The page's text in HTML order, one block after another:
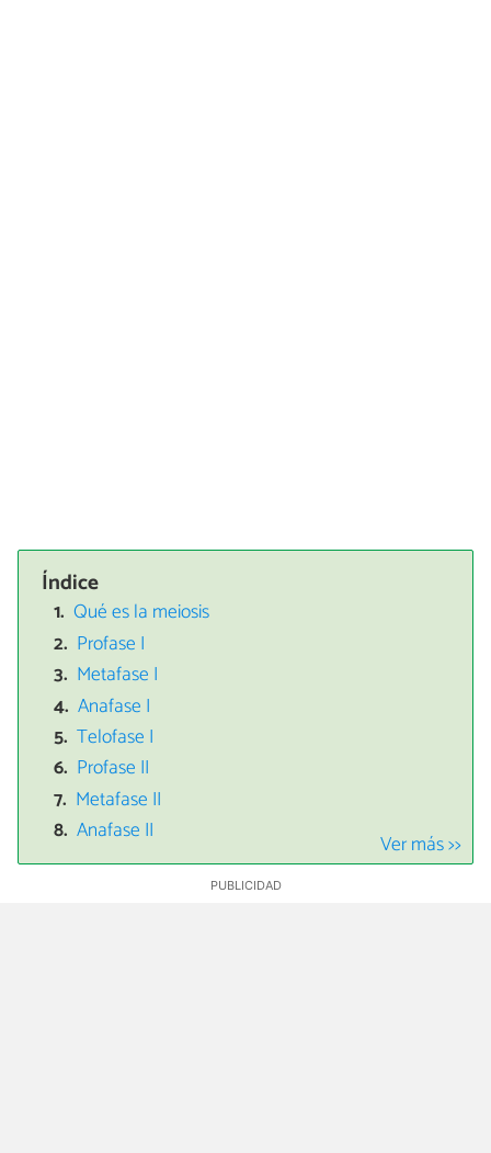
Índice
Qué es la meiosis
Profase I
Metafase I
Anafase I
Telofase I
Profase II
Metafase II
Anafase II
Ver más >>